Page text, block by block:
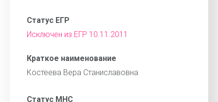
Статус ЕГР
Исключен из ЕГР 10.11.2011
Краткое наименование
Костеева Вера Станиславовна
Статус МНС